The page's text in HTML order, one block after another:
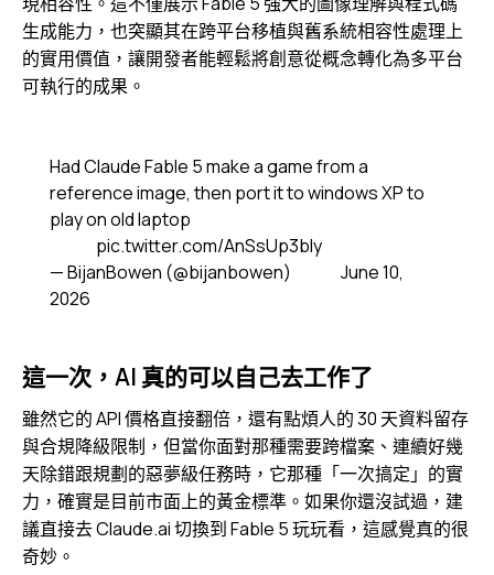
生成能力，也突顯其在跨平台移植與舊系統相容性處理上
的實用價值，讓開發者能輕鬆將創意從概念轉化為多平台
可執行的成果。
Had Claude Fable 5 make a game from a
reference image, then port it to windows XP to
play on old laptop
pic.twitter.com/AnSsUp3bIy
— BijanBowen (@bijanbowen)
June 10,
2026
這一次，AI 真的可以自己去工作了
雖然它的 API 價格直接翻倍，還有點煩人的 30 天資料留存
與合規降級限制，但當你面對那種需要跨檔案、連續好幾
天除錯跟規劃的惡夢級任務時，它那種「一次搞定」的實
力，確實是目前市面上的黃金標準。如果你還沒試過，建
議直接去 Claude.ai 切換到 Fable 5 玩玩看，這感覺真的很
奇妙。